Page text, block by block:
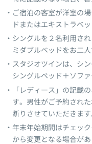
ご宿泊の客室が洋室の
ドまたはエキストラベ
シングルを２名利用さ
ミダブルベッドをお二
スタジオツインは、シ
シングルベッド＋ソフ
「レディース」の記載
す。男性がご予約され
断りさせていただきます
年末年始期間はチェッ
から変更となる場合があ